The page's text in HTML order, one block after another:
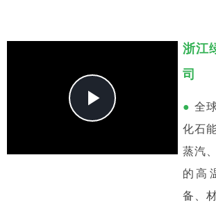
Play
浙江
司
● 全
化石
蒸汽
的高
备、